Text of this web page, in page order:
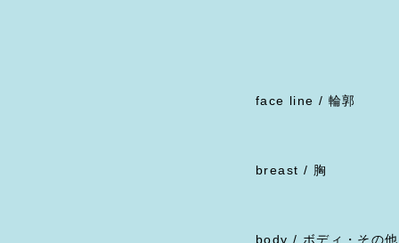
face line / 輪郭
breast / 胸
body / ボディ・その他